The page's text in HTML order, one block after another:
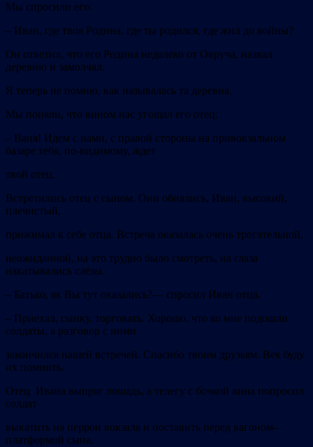
Мы спросили его:
– Иван, где твоя Родина, где ты родился, где жил до войны?
Он ответил, что его Родина недалеко от Овруча, назвал
деревню и замолчал.
Я теперь не помню, как называлась та деревня.
Мы поняли, что вином нас угощал его отец:
– Ваня! Идем с нами, с правой стороны на привокзальном
базаре тебя, по-видимому, ждет
твой отец.
Встретились отец с сыном. Они обнялись, Иван, высокий,
плечистый,
прижимал к себе отца. Встреча оказалась очень трогательной,
неожиданной, на это трудно было смотреть, на глаза
накатывались слёзы.
– Батько, як Вы тут оказались?— спросил Иван отца.
– Приехал, сынку, торговать. Хорошо, что ко мне подошли
солдаты, а разговор с ними
закончился нашей встречей. Спасибо твоим друзьям. Век буду
их помнить.
Отец Ивана выпряг лошадь, а телегу с бочкой вина попросил
солдат
выкатить на перрон вокзала и поставить перед вагоном–
платформой сына.